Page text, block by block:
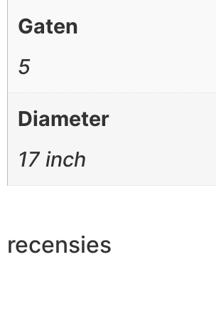
Gaten
5
Diameter
17 inch
recensies